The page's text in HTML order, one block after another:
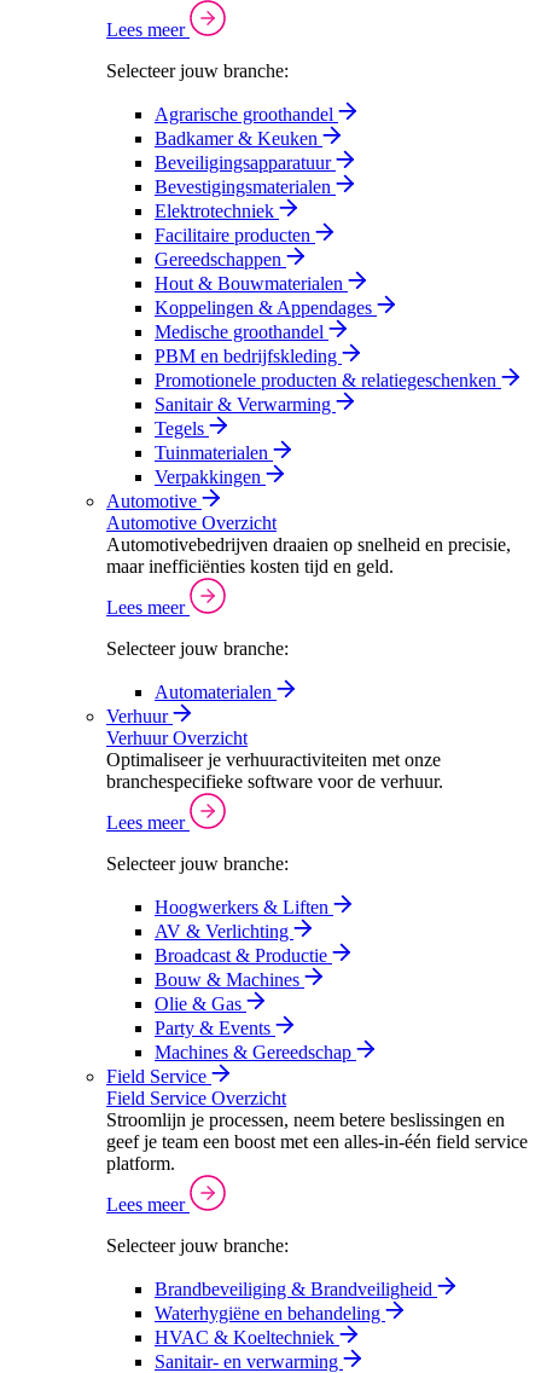
Lees meer
Selecteer jouw branche:
Agrarische groothandel
Badkamer & Keuken
Beveiligingsapparatuur
Bevestigingsmaterialen
Elektrotechniek
Facilitaire producten
Gereedschappen
Hout & Bouwmaterialen
Koppelingen & Appendages
Medische groothandel
PBM en bedrijfskleding
Promotionele producten & relatiegeschenken
Sanitair & Verwarming
Tegels
Tuinmaterialen
Verpakkingen
Automotive
Automotive Overzicht
Automotivebedrijven draaien op snelheid en precisie,
maar inefficiënties kosten tijd en geld.
Lees meer
Selecteer jouw branche:
Automaterialen
Verhuur
Verhuur Overzicht
Optimaliseer je verhuuractiviteiten met onze
branchespecifieke software voor de verhuur.
Lees meer
Selecteer jouw branche:
Hoogwerkers & Liften
AV & Verlichting
Broadcast & Productie
Bouw & Machines
Olie & Gas
Party & Events
Machines & Gereedschap
Field Service
Field Service Overzicht
Stroomlijn je processen, neem betere beslissingen en
geef je team een boost met een alles-in-één field service
platform.
Lees meer
Selecteer jouw branche:
Brandbeveiliging & Brandveiligheid
Waterhygiëne en behandeling
HVAC & Koeltechniek
Sanitair- en verwarming